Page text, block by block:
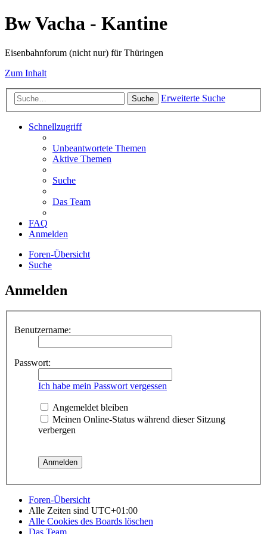
Bw Vacha - Kantine
Eisenbahnforum (nicht nur) für Thüringen
Zum Inhalt
Suche Erweiterte Suche
Schnellzugriff
Unbeantwortete Themen
Aktive Themen
Suche
Das Team
FAQ
Anmelden
Foren-Übersicht
Suche
Anmelden
Benutzername:
Passwort:
Ich habe mein Passwort vergessen
Angemeldet bleiben
Meinen Online-Status während dieser Sitzung
verbergen
Foren-Übersicht
Alle Zeiten sind UTC+01:00
Alle Cookies des Boards löschen
Das Team